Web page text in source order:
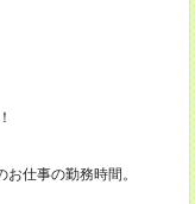
仕事の勤務時間。